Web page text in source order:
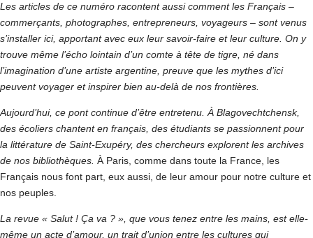
Les articles de ce numéro racontent aussi comment les Français –
commerçants, photographes, entrepreneurs, voyageurs – sont venus
s’installer ici, apportant avec eux leur savoir-faire et leur culture. On y
trouve même l’écho lointain d’un comte à tête de tigre, né dans
l’imagination d’une artiste argentine, preuve que les mythes d’ici
peuvent voyager et inspirer bien au-delà de nos frontières.
Aujourd’hui, ce pont continue d’être entretenu. À Blagovechtchensk,
des écoliers chantent en français, des étudiants se passionnent pour
la littérature de Saint-Exupéry, des chercheurs explorent les archives
de nos bibliothèques. À Paris, comme dans toute la France, les
Français nous font part, eux aussi, de leur amour pour notre culture et
nos peuples.
La revue « Salut ! Ça va ? », que vous tenez entre les mains, est elle-
même un acte d’amour, un trait d’union entre les cultures qui